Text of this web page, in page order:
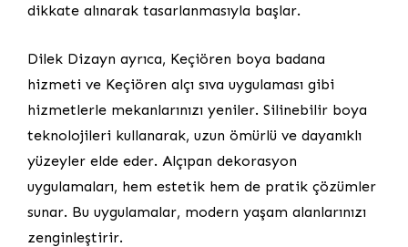
dikkate alınarak tasarlanmasıyla başlar.
Dilek Dizayn ayrıca, Keçiören boya badana
hizmeti ve Keçiören alçı sıva uygulaması gibi
hizmetlerle mekanlarınızı yeniler. Silinebilir boya
teknolojileri kullanarak, uzun ömürlü ve dayanıklı
yüzeyler elde eder. Alçıpan dekorasyon
uygulamaları, hem estetik hem de pratik çözümler
sunar. Bu uygulamalar, modern yaşam alanlarınızı
zenginleştirir.